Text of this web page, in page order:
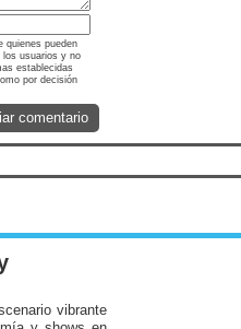
quienes pueden
los usuarios y no
establecidas
por decisión
comentario
vibrante